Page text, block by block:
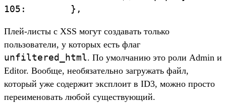
105:        },
Плей-листы с XSS могут создавать только
пользователи, у которых есть флаг
unfiltered_html. По умолчанию это роли Admin и
Editor. Вообще, необязательно загружать файл,
который уже содержит эксплоит в ID3, можно просто
переименовать любой существующий.